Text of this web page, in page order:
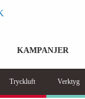
KAMPANJER
Tryckluft Verktyg